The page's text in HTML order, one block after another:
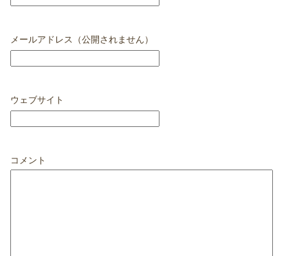
メールアドレス（公開されません）
ウェブサイト
コメント